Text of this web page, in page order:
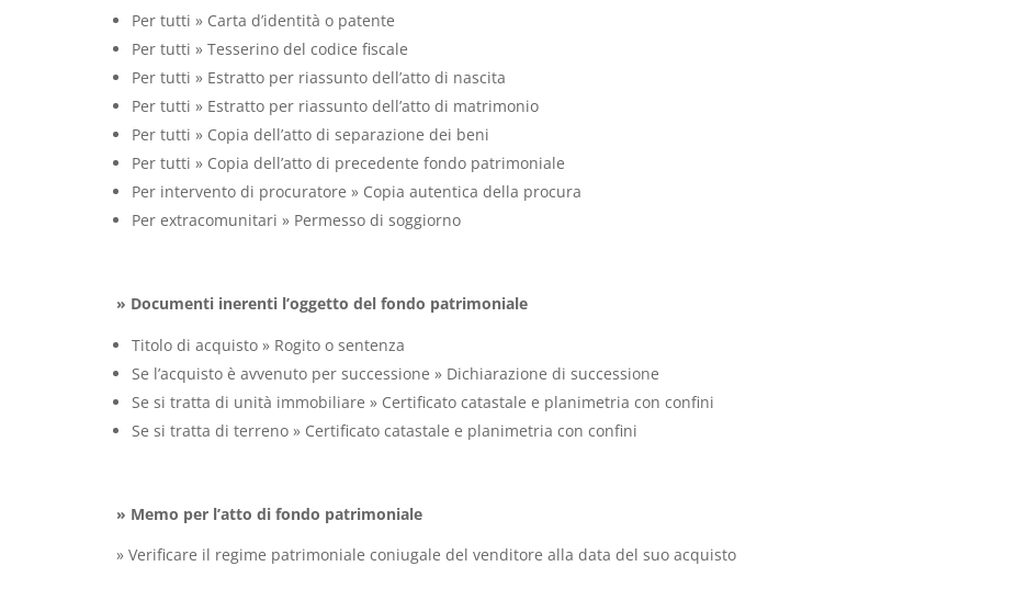
Per tutti » Carta d’identità o patente
Per tutti » Tesserino del codice fiscale
Per tutti » Estratto per riassunto dell’atto di nascita
Per tutti » Estratto per riassunto dell’atto di matrimonio
Per tutti » Copia dell’atto di separazione dei beni
Per tutti » Copia dell’atto di precedente fondo patrimoniale
Per intervento di procuratore » Copia autentica della procura
Per extracomunitari » Permesso di soggiorno
» Documenti inerenti l’oggetto del fondo patrimoniale
Titolo di acquisto » Rogito o sentenza
Se l’acquisto è avvenuto per successione » Dichiarazione di successione
Se si tratta di unità immobiliare » Certificato catastale e planimetria con confini
Se si tratta di terreno » Certificato catastale e planimetria con confini
» Memo per l’atto di fondo patrimoniale
» Verificare il regime patrimoniale coniugale del venditore alla data del suo acquisto